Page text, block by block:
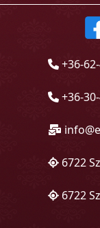
+36-
+36-
6722
6722